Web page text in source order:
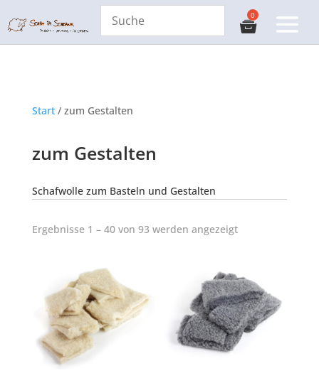
Start/ zum Gestalten
zum Gestalten
Schafwolle zum Basteln und Gestalten
Ergebnisse 1 – 40 von 93 werden angezeigt